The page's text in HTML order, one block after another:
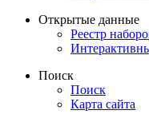
Открытые данные
Реестр
Поиск
Поиск
Карта сайта